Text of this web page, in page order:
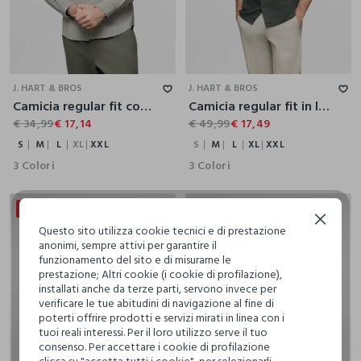
J. HART & BROS
Camicia regular fit con collo coreano in cotone e lino uomo
€ 34,99€ 17,14
S M L XL XXL
3 Colori
XL
J. HART & BROS
Camicia regular fit in lino con collo classico e doppia tasca uomo
€ 49,99€ 17,49
S M L XL XXL
3 Colori
Questo sito utilizza cookie tecnici e di prestazione
anonimi, sempre attivi per garantire il
funzionamento del sito e di misurarne le
prestazione; Altri cookie (i cookie di profilazione),
installati anche da terze parti, servono invece per
verificare le tue abitudini di navigazione al fine di
poterti offrire prodotti e servizi mirati in linea con i
tuoi reali interessi. Per il loro utilizzo serve il tuo
consenso. Per accettare i cookie di profilazione
Continua senza accettare